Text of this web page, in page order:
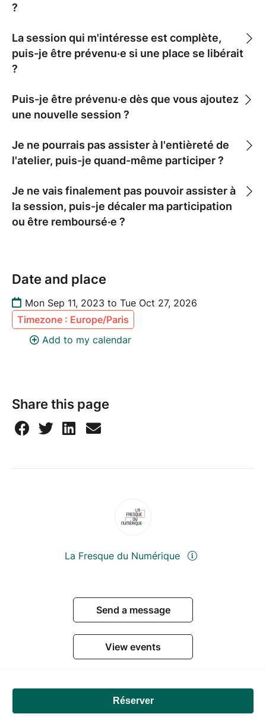
?
La session qui m'intéresse est complète,
puis-je être prévenu·e si une place se libérait
?
Puis-je être prévenu·e dès que vous ajoutez
une nouvelle session ?
Je ne pourrais pas assister à l'entièreté de
l'atelier, puis-je quand-même participer ?
Je ne vais finalement pas pouvoir assister à
la session, puis-je décaler ma participation
ou être remboursé·e ?
Date and place
Mon Sep 11, 2023 to Tue Oct 27, 2026
Timezone : Europe/Paris
Add to my calendar
Share this page
La Fresque du Numérique
Send a message
View events
Réserver